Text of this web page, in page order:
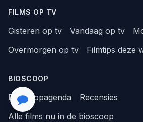
FILMS OP TV
Gisteren op tv Vandaag op tv
Overmorgen op tv
Filmtips deze
BIOSCOOP
Bioscoopagenda
Recensies
Alle films nu in de bioscoop